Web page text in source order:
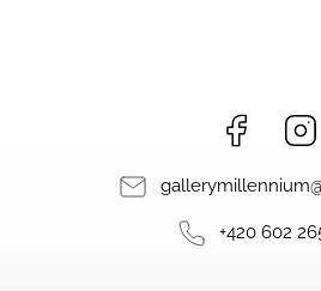
Facebook
gallerymillennium
+420 602